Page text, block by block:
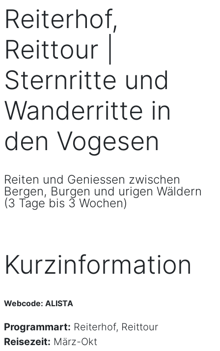
Reiterhof,
Reittour |
Sternritte und
Wanderritte in
den Vogesen
Reiten und Geniessen zwischen
Bergen, Burgen und urigen Wäldern
(3 Tage bis 3 Wochen)
Kurzinformation
Webcode: ALISTA
Programmart: Reiterhof, Reittour
Reisezeit: März-Okt